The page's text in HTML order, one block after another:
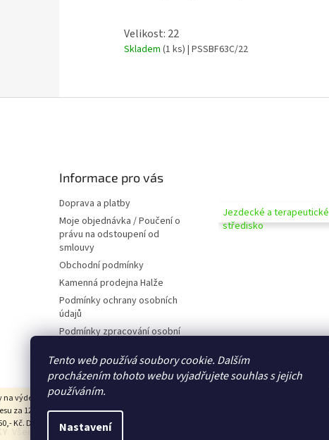
Tento web používá soubory cookie. Dalším
procházením tohoto webu vyjadřujete souhlas s jejich
používáním.
Nastavení
výdejní místo Z-point, DPD CZ
za 125,- Kč, Zásilkovna domů
Kč. Doprava zdarma nad
Velikost: 22
Skladem (1 ks) | PSSBF63C/22
Informace pro vás
Doprava a platby
Moje objednávka / Poučení o
právu na odstoupení od
smlouvy
Obchodní podmínky
Kamenná prodejna Halže
Podmínky ochrany osobních
údajů
Podmínky zpracování osobní
Souhlas se zobrazováním
nabídek
Jezdecké a terapeutické
středisko
. Všechna práva vyhrazena.